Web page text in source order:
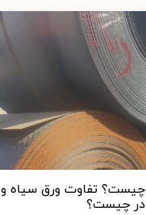
ورق st52 چیست؟ تفاوت ورق سیاه و